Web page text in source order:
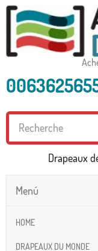
Drapeaux
Menú
HOME
DRAPEAUX DU MONDE